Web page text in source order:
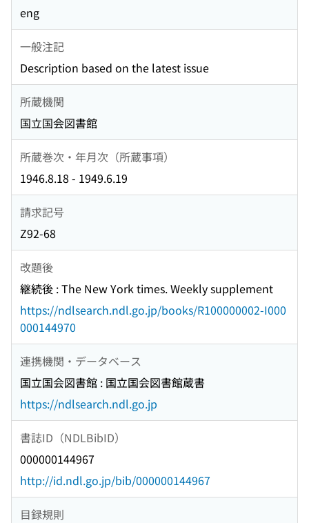
eng
一般注記
Description based on the latest issue
所蔵機関
国立国会図書館
所蔵巻次・年月次（所蔵事項）
1946.8.18 - 1949.6.19
請求記号
Z92-68
改題後
継続後 : The New York times. Weekly supplement
https://ndlsearch.ndl.go.jp/books/R100000002-I000
000144970
連携機関・データベース
国立国会図書館 : 国立国会図書館蔵書
https://ndlsearch.ndl.go.jp
書誌ID（NDLBibID）
000000144967
http://id.ndl.go.jp/bib/000000144967
目録規則